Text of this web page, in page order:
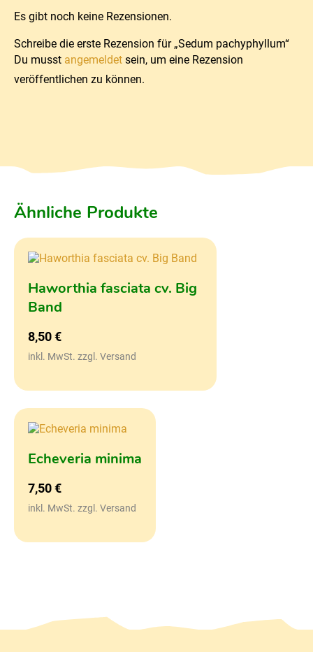
Es gibt noch keine Rezensionen.
Schreibe die erste Rezension für „Sedum pachyphyllum“
Du musst angemeldet sein, um eine Rezension
veröffentlichen zu können.
Ähnliche Produkte
Haworthia fasciata cv. Big
Band
8,50€
inkl. MwSt. zzgl. Versand
Echeveria minima
7,50€
inkl. MwSt. zzgl. Versand